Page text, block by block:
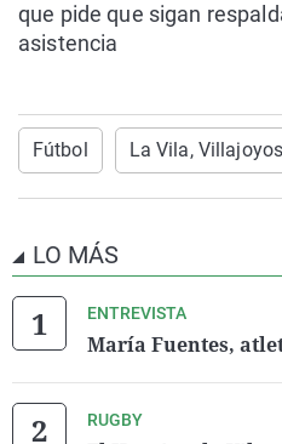
que pide que sigan
asistencia
Fútbol La Vila,
LO MÁS
ENTREVISTA
María Fuentes,
RUGBY